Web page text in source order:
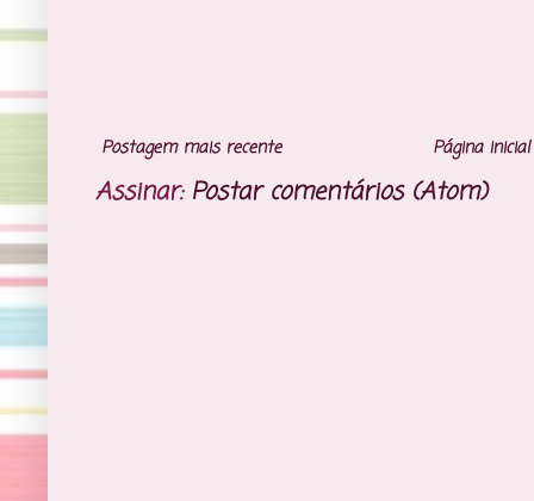
Postagem mais recente Página inicial
Assinar: Postar comentários (Atom)